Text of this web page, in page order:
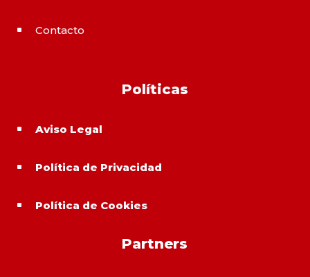
^ Contacto
Políticas
^ Aviso Legal
^ Política de Privacidad
^ Política de Cookies
Partners